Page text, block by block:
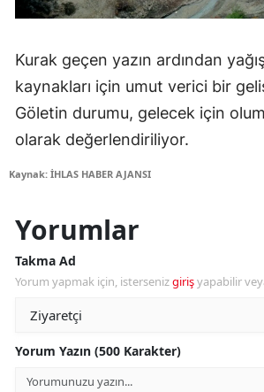
Kurak geçen yazın ardından
kaynakları için umut verici bir
Göletin durumu, gelecek için
olarak değerlendiriliyor.
Kaynak: İHLAS HABER AJANSI
Yorumlar
Takma Ad
Yorum yapmak için, istersenizgirişyapabilir
Yorum Yazın (500 Karakter)